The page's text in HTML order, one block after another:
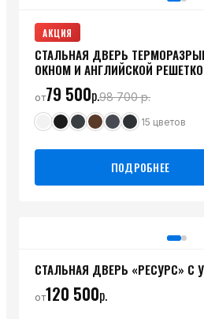
АКЦИЯ
СТАЛЬНАЯ ДВЕРЬ
ОКНОМ И АНГЛИЙСКОЙ
от79 500р.98 700р.
15 цветов
ПОДРОБНЕЕ
СТАЛЬНАЯ ДВЕРЬ «РЕСУРС»
от120 500р.